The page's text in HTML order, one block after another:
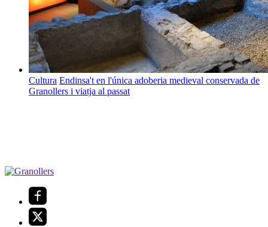
Cultura Endinsa't en l'única adoberia medieval conservada de
Granollers i viatja al passat